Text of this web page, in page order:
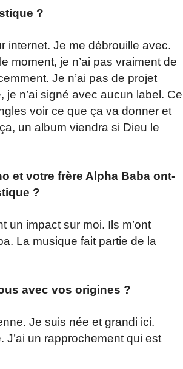
?
internet. Je me débrouille avec.
moment, je n’ai pas vraiment de
Je n’ai pas de projet
n’ai signé avec aucun label. Ce
voir ce que ça va donner et
un album viendra si Dieu le
et votre frère Alpha Baba ont-
?
un impact sur moi. Ils m’ont
La musique fait partie de la
avec vos origines ?
Je suis née et grandi ici.
un rapprochement qui est